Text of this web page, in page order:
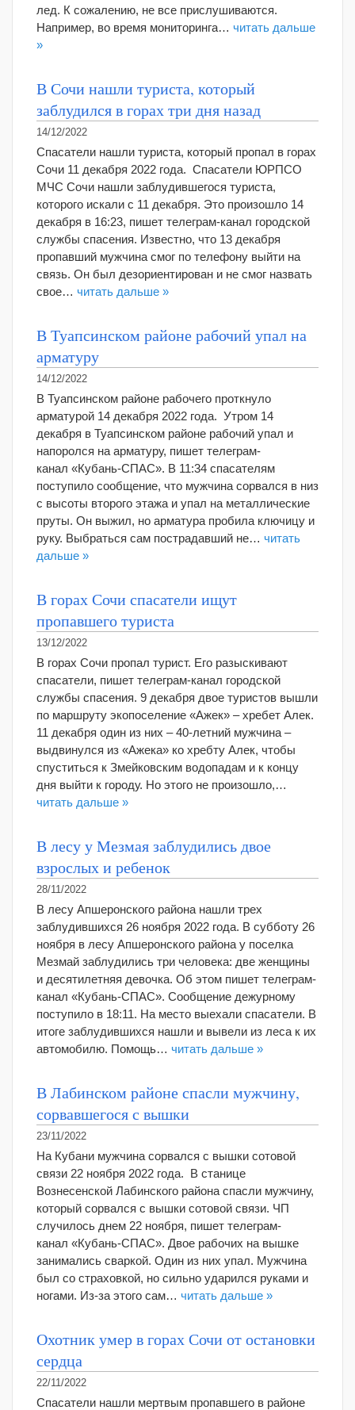
лед. К сожалению, не все прислушиваются.
Например, во время мониторинга… читать дальше
»
В Сочи нашли туриста, который
заблудился в горах три дня назад
14/12/2022
Спасатели нашли туриста, который пропал в горах
Сочи 11 декабря 2022 года. Спасатели ЮРПСО
МЧС Сочи нашли заблудившегося туриста,
которого искали с 11 декабря. Это произошло 14
декабря в 16:23, пишет телеграм-канал городской
службы спасения. Известно, что 13 декабря
пропавший мужчина смог по телефону выйти на
связь. Он был дезориентирован и не смог назвать
свое… читать дальше »
В Туапсинском районе рабочий упал на
арматуру
14/12/2022
В Туапсинском районе рабочего проткнуло
арматурой 14 декабря 2022 года. Утром 14
декабря в Туапсинском районе рабочий упал и
напоролся на арматуру, пишет телеграм-
канал «Кубань-СПАС». В 11:34 спасателям
поступило сообщение, что мужчина сорвался в низ
с высоты второго этажа и упал на металлические
пруты. Он выжил, но арматура пробила ключицу и
руку. Выбраться сам пострадавший не… читать
дальше »
В горах Сочи спасатели ищут
пропавшего туриста
13/12/2022
В горах Сочи пропал турист. Его разыскивают
спасатели, пишет телеграм-канал городской
службы спасения. 9 декабря двое туристов вышли
по маршруту экопоселение «Ажек» – хребет Алек.
11 декабря один из них – 40-летний мужчина –
выдвинулся из «Ажека» ко хребту Алек, чтобы
спуститься к Змейковским водопадам и к концу
дня выйти к городу. Но этого не произошло,…
читать дальше »
В лесу у Мезмая заблудились двое
взрослых и ребенок
28/11/2022
В лесу Апшеронского района нашли трех
заблудившихся 26 ноября 2022 года. В субботу 26
ноября в лесу Апшеронского района у поселка
Мезмай заблудились три человека: две женщины
и десятилетняя девочка. Об этом пишет телеграм-
канал «Кубань-СПАС». Сообщение дежурному
поступило в 18:11. На место выехали спасатели. В
итоге заблудившихся нашли и вывели из леса к их
автомобилю. Помощь… читать дальше »
В Лабинском районе спасли мужчину,
сорвавшегося с вышки
23/11/2022
На Кубани мужчина сорвался с вышки сотовой
связи 22 ноября 2022 года. В станице
Вознесенской Лабинского района спасли мужчину,
который сорвался с вышки сотовой связи. ЧП
случилось днем 22 ноября, пишет телеграм-
канал «Кубань-СПАС». Двое рабочих на вышке
занимались сваркой. Один из них упал. Мужчина
был со страховкой, но сильно ударился руками и
ногами. Из-за этого сам… читать дальше »
Охотник умер в горах Сочи от остановки
сердца
22/11/2022
Спасатели нашли мертвым пропавшего в районе